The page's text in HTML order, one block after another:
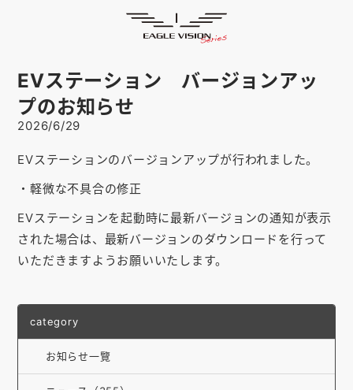
スマホアプリ SMARTPHONE
ピンポジ君
対応コースCOURSE
EVステーション
取扱い店舗SHOP
サポート
お知らせ
EVステーション バージョンアッ
プのお知らせ
2026/6/29
EVステーションのバージョンアップが行われました。
・軽微な不具合の修正
EVステーションを起動時に最新バージョンの通知が表示
された場合は、最新バージョンのダウンロードを行って
いただきますようお願いいたします。
category
お知らせ一覽